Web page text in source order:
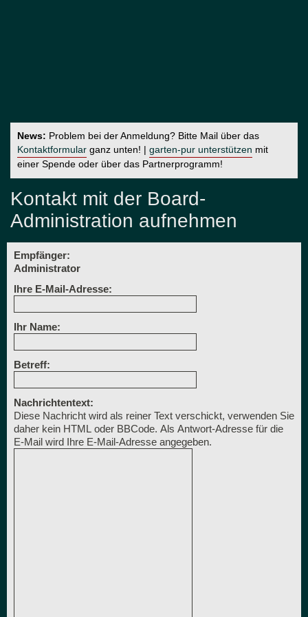
News: Problem bei der Anmeldung? Bitte Mail über das
Kontaktformular ganz unten! | garten-pur unterstützen mit
einer Spende oder über das Partnerprogramm!
Kontakt mit der Board-
Administration aufnehmen
Empfänger:
Administrator
Ihre E-Mail-Adresse:
Ihr Name:
Betreff:
Nachrichtentext:
Diese Nachricht wird als reiner Text verschickt, verwenden Sie
daher kein HTML oder BBCode. Als Antwort-Adresse für die
E-Mail wird Ihre E-Mail-Adresse angegeben.